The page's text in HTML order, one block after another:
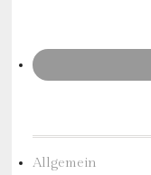
Allgemein